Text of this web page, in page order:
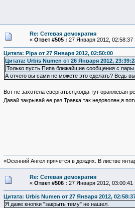
Re: Сетевая демократия
« Ответ #505 : 27 Января 2012, 02:58:37
Цитата: Pipa от 27 Января 2012, 02:50:00
Цитата: Urbis Numen от 26 Января 2012,
Только пусть Пипа ближайшие сообщения с
А отчего вы сами не можете это сделать? Ведь
Вот не захотела свергаться,когда тут оранжевая
Давай закрывай ее,раз Травка так недоволен,я
«Осенний Ангел прячется в дождях. В листве
Re: Сетевая демократия
« Ответ #506 : 27 Января 2012, 03:00:41
Цитата: Urbis Numen от 27 Января 2012,
Я даже кнопки "закрыть тему" не нашел.